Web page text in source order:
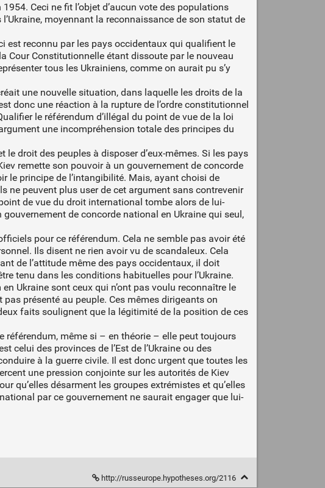
Ceci ne fit l’objet d’aucun vote des populations
moyennant la reconnaissance de son statut de
est reconnu par les pays occidentaux qui qualifient le
Cour Constitutionnelle étant dissoute par le nouveau
tous les Ukrainiens, comme on aurait pu s’y
une nouvelle situation, dans laquelle les droits de la
donc une réaction à la rupture de l’ordre constitutionnel
le référendum d’illégal du point de vue de la loi
une incompréhension totale des principes du
droit des peuples à disposer d’eux-mêmes. Si les pays
remette son pouvoir à un gouvernement de concorde
le principe de l’intangibilité. Mais, ayant choisi de
ne peuvent plus user de cet argument sans contrevenir
de vue du droit international tombe alors de lui-
de concorde national en Ukraine qui seul,
pour ce référendum. Cela ne semble pas avoir été
Ils disent ne rien avoir vu de scandaleux. Cela
de l’attitude même des pays occidentaux, il doit
tenu dans les conditions habituelles pour l’Ukraine.
Ukraine sont ceux qui n’ont pas voulu reconnaître le
présenté au peuple. Ces mêmes dirigeants on
faits soulignent que la légitimité de la position de ces
référendum, même si – en théorie – elle peut toujours
celui des provinces de l’Est de l’Ukraine ou des
à la guerre civile. Il est donc urgent que toutes les
une pression conjointe sur les autorités de Kiev
qu’elles désarment les groupes extrémistes et qu’elles
par ce gouvernement ne saurait engager que lui-
http://russeurope.hypotheses.org/2116